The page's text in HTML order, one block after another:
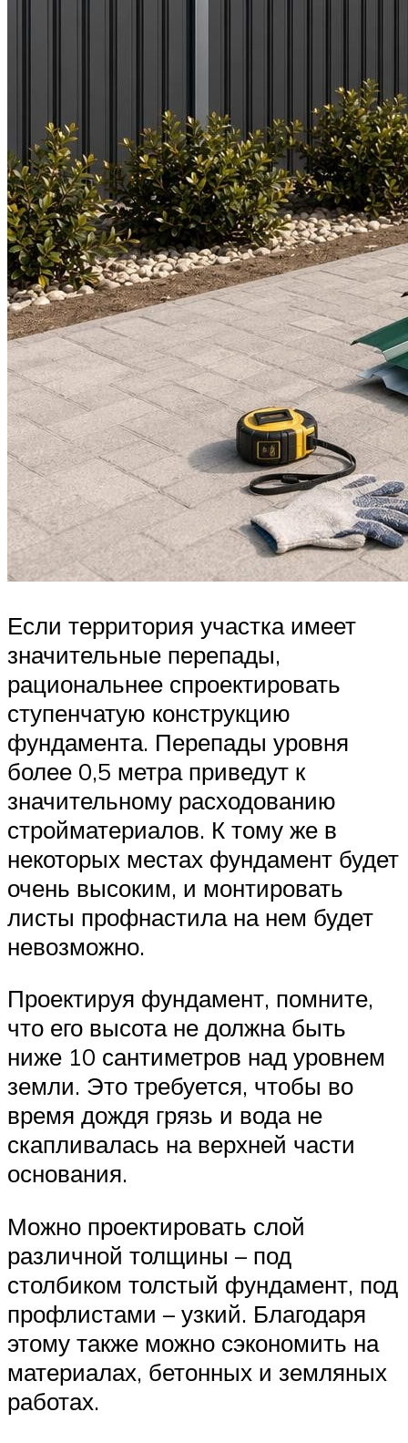
Если территория участка имеет
значительные перепады,
рациональнее спроектировать
ступенчатую конструкцию
фундамента. Перепады уровня
более 0,5 метра приведут к
значительному расходованию
стройматериалов. К тому же в
некоторых местах фундамент будет
очень высоким, и монтировать
листы профнастила на нем будет
невозможно.
Проектируя фундамент, помните,
что его высота не должна быть
ниже 10 сантиметров над уровнем
земли. Это требуется, чтобы во
время дождя грязь и вода не
скапливалась на верхней части
основания.
Можно проектировать слой
различной толщины – под
столбиком толстый фундамент, под
профлистами – узкий. Благодаря
этому также можно сэкономить на
материалах, бетонных и земляных
работах.